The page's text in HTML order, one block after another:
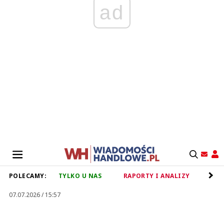
ad
POLECAMY: TYLKO U NAS RAPORTY I ANALIZY
07.07.2026 / 15:57